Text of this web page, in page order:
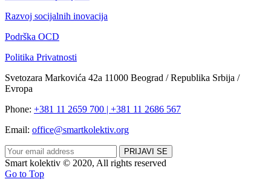
Razvoj socijalnih inovacija
Podrška OCD
Politika Privatnosti
Svetozara Markovića 42a 11000 Beograd / Republika Srbija /
Evropa
Phone: +381 11 2659 700 | +381 11 2686 567
Email: office@smartkolektiv.org
Smart kolektiv © 2020, All rights reserved
Go to Top